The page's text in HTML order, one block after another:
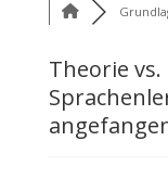
Theorie